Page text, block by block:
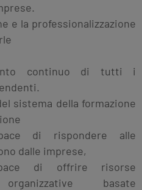
e la professionalizzazione
continuo di tutti i
sistema della formazione
di rispondere alle
dalle imprese,
di offrire risorse
basate